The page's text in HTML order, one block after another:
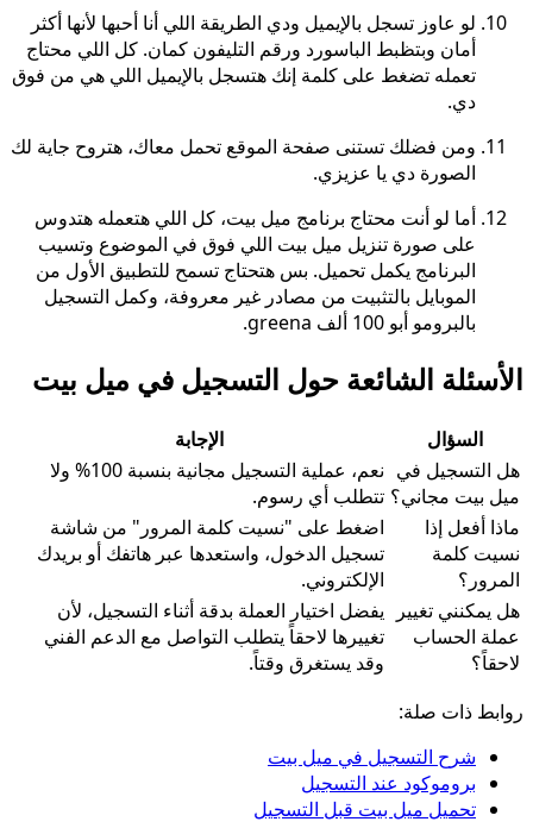
لو عاوز تسجل بالإيميل ودي الطريقة اللي أنا أحبها لأنها أكثر
أمان وبتظبط الباسورد ورقم التليفون كمان. كل اللي محتاج
تعمله تضغط على كلمة إنك هتسجل بالإيميل اللي هي من فوق
دي.
ومن فضلك تستنى صفحة الموقع تحمل معاك، هتروح جاية لك
الصورة دي يا عزيزي.
أما لو أنت محتاج برنامج ميل بيت، كل اللي هتعمله هتدوس
على صورة تنزيل ميل بيت اللي فوق في الموضوع وتسيب
البرنامج يكمل تحميل. بس هتحتاج تسمح للتطبيق الأول من
الموبايل بالتثبيت من مصادر غير معروفة، وكمل التسجيل
بالبرومو أبو 100 ألف greena.
الأسئلة الشائعة حول التسجيل في ميل بيت
السؤال
الإجابة
هل التسجيل في
ميل بيت مجاني؟
نعم، عملية التسجيل مجانية بنسبة 100% ولا
تتطلب أي رسوم.
ماذا أفعل إذا
نسيت كلمة
المرور؟
اضغط على "نسيت كلمة المرور" من شاشة
تسجيل الدخول، واستعدها عبر هاتفك أو بريدك
الإلكتروني.
هل يمكنني تغيير
عملة الحساب
لاحقاً؟
يفضل اختيار العملة بدقة أثناء التسجيل، لأن
تغييرها لاحقاً يتطلب التواصل مع الدعم الفني
وقد يستغرق وقتاً.
روابط ذات صلة:
شرح التسجيل في ميل بيت
بروموكود عند التسجيل
تحميل ميل بيت قبل التسجيل